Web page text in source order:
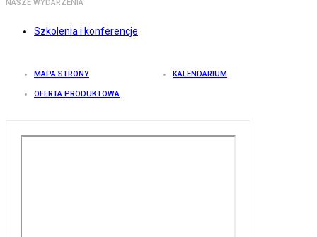
NASZE WYDARZENIA
Szkolenia i konferencje
MAPA STRONY KALENDARIUM
OFERTA PRODUKTOWA